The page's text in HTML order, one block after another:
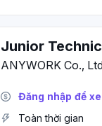
Junior
ANYWORK Co.,
Đăng nhập để
Toàn thời gian